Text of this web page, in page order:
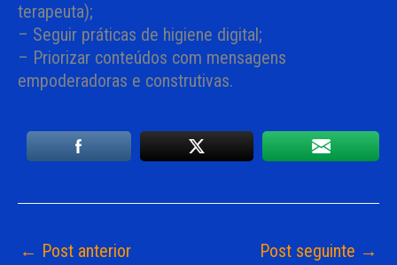
terapeuta);
– Seguir práticas de higiene digital;
– Priorizar conteúdos com mensagens
empoderadoras e construtivas.
← Post anterior Post seguinte →